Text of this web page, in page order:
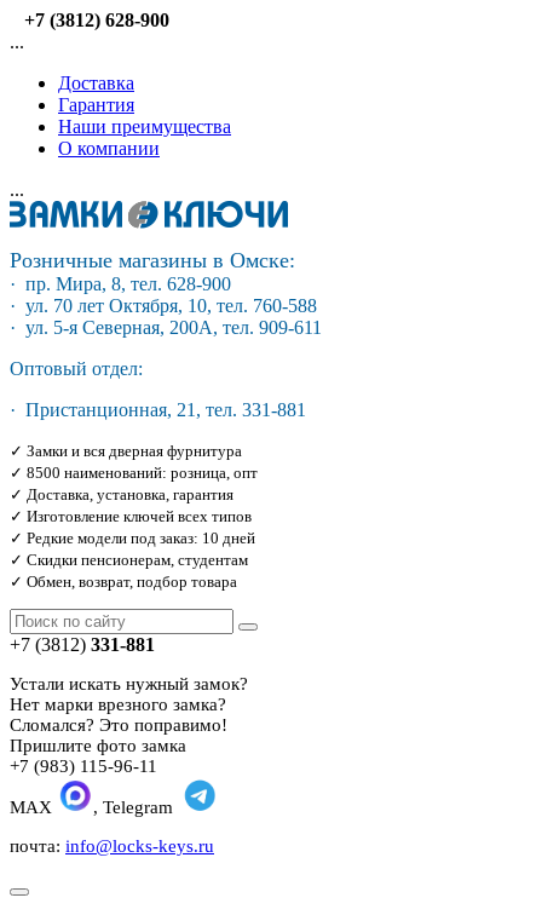
+7 (3812) 628-900
...
Доставка
Гарантия
Наши преимущества
О компании
...
Розничные магазины в Омске:
· пр. Мира, 8, тел. 628-900
· ул. 70 лет Октября, 10, тел. 760-588
· ул. 5-я Северная, 200А, тел. 909-611
Оптовый отдел:
· Пристанционная, 21, тел. 331-881
✓ Замки и вся дверная фурнитура
✓ 8500 наименований: розница, опт
✓ Доставка, установка, гарантия
✓ Изготовление ключей всех типов
✓ Редкие модели под заказ: 10 дней
✓ Скидки пенсионерам, студентам
✓ Обмен, возврат, подбор товара
+7 (3812) 331-881
Устали искать нужный замок?
Нет марки врезного замка?
Сломался? Это поправимо!
Пришлите фото замка
+7 (983) 115-96-11
MAX
, Telegram
почта: info@locks-keys.ru